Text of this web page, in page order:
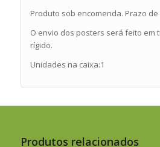
Produto sob encomenda. Prazo
O envio dos posters será feito em
rígido.
Unidades na caixa:1
Produtos relacionados